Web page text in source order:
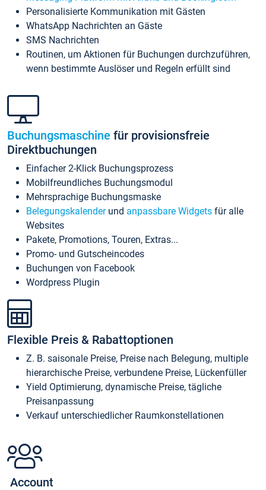
Personalisierte Kommunikation mit Gästen
WhatsApp Nachrichten an Gäste
SMS Nachrichten
Routinen, um Aktionen für Buchungen durchzuführen,
wenn bestimmte Auslöser und Regeln erfüllt sind
Buchungsmaschine für provisionsfreie
Direktbuchungen
Einfacher 2-Klick Buchungsprozess
Mobilfreundliches Buchungsmodul
Mehrsprachige Buchungsmaske
Belegungskalenderund anpassbare Widgets für alle
Websites
Pakete, Promotions, Touren, Extras...
Promo- und Gutscheincodes
Buchungen von Facebook
Wordpress Plugin
Flexible Preis & Rabattoptionen
Z. B. saisonale Preise, Preise nach Belegung, multiple
hierarchische Preise, verbundene Preise, Lückenfüller
Yield Optimierung, dynamische Preise, tägliche
Preisanpassung
Verkauf unterschiedlicher Raumkonstellationen
Account